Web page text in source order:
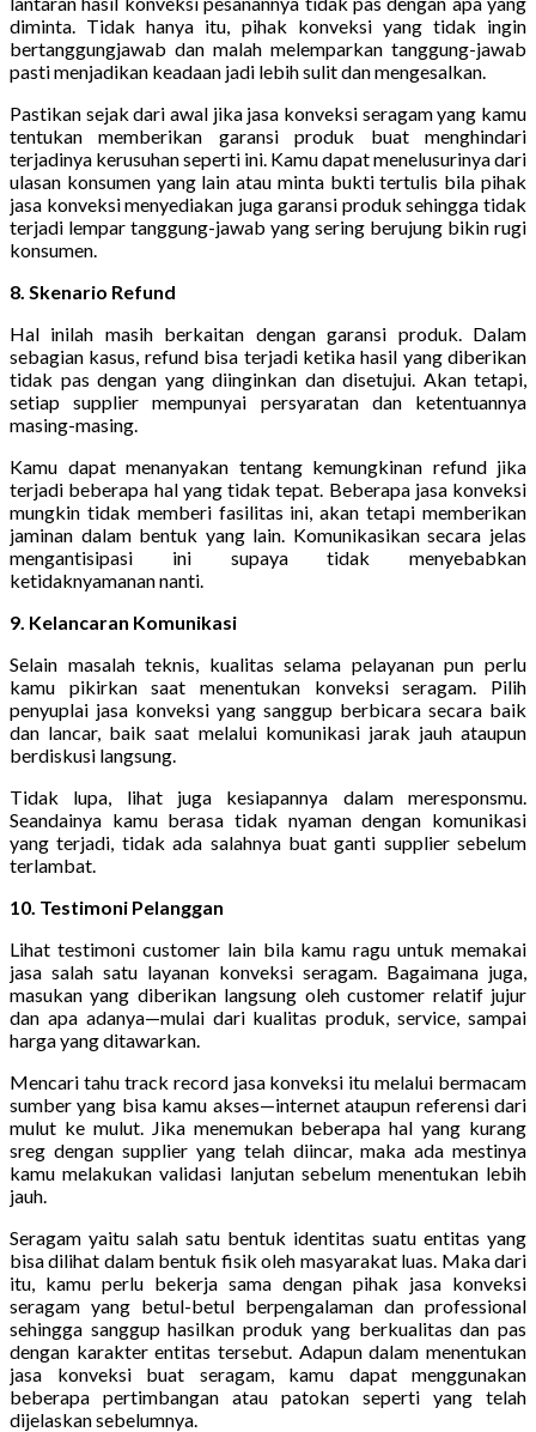
diminta. Tidak hanya itu, pihak konveksi yang tidak ingin
bertanggungjawab dan malah melemparkan tanggung-jawab
pasti menjadikan keadaan jadi lebih sulit dan mengesalkan.
Pastikan sejak dari awal jika jasa konveksi seragam yang kamu
tentukan memberikan garansi produk buat menghindari
terjadinya kerusuhan seperti ini. Kamu dapat menelusurinya dari
ulasan konsumen yang lain atau minta bukti tertulis bila pihak
jasa konveksi menyediakan juga garansi produk sehingga tidak
terjadi lempar tanggung-jawab yang sering berujung bikin rugi
konsumen.
8. Skenario Refund
Hal inilah masih berkaitan dengan garansi produk. Dalam
sebagian kasus, refund bisa terjadi ketika hasil yang diberikan
tidak pas dengan yang diinginkan dan disetujui. Akan tetapi,
setiap supplier mempunyai persyaratan dan ketentuannya
masing-masing.
Kamu dapat menanyakan tentang kemungkinan refund jika
terjadi beberapa hal yang tidak tepat. Beberapa jasa konveksi
mungkin tidak memberi fasilitas ini, akan tetapi memberikan
jaminan dalam bentuk yang lain. Komunikasikan secara jelas
mengantisipasi ini supaya tidak menyebabkan
ketidaknyamanan nanti.
9. Kelancaran Komunikasi
Selain masalah teknis, kualitas selama pelayanan pun perlu
kamu pikirkan saat menentukan konveksi seragam. Pilih
penyuplai jasa konveksi yang sanggup berbicara secara baik
dan lancar, baik saat melalui komunikasi jarak jauh ataupun
berdiskusi langsung.
Tidak lupa, lihat juga kesiapannya dalam meresponsmu.
Seandainya kamu berasa tidak nyaman dengan komunikasi
yang terjadi, tidak ada salahnya buat ganti supplier sebelum
terlambat.
10. Testimoni Pelanggan
Lihat testimoni customer lain bila kamu ragu untuk memakai
jasa salah satu layanan konveksi seragam. Bagaimana juga,
masukan yang diberikan langsung oleh customer relatif jujur
dan apa adanya—mulai dari kualitas produk, service, sampai
harga yang ditawarkan.
Mencari tahu track record jasa konveksi itu melalui bermacam
sumber yang bisa kamu akses—internet ataupun referensi dari
mulut ke mulut. Jika menemukan beberapa hal yang kurang
sreg dengan supplier yang telah diincar, maka ada mestinya
kamu melakukan validasi lanjutan sebelum menentukan lebih
jauh.
Seragam yaitu salah satu bentuk identitas suatu entitas yang
bisa dilihat dalam bentuk fisik oleh masyarakat luas. Maka dari
itu, kamu perlu bekerja sama dengan pihak jasa konveksi
seragam yang betul-betul berpengalaman dan professional
sehingga sanggup hasilkan produk yang berkualitas dan pas
dengan karakter entitas tersebut. Adapun dalam menentukan
jasa konveksi buat seragam, kamu dapat menggunakan
beberapa pertimbangan atau patokan seperti yang telah
dijelaskan sebelumnya.